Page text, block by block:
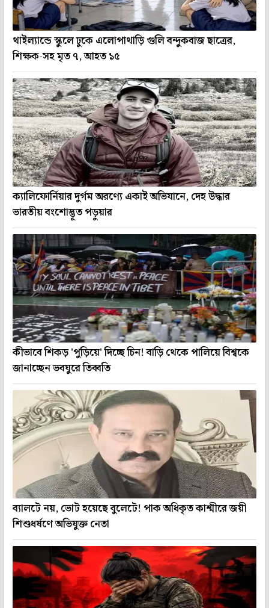
থাইল্যান্ডে স্কুলে ঢুকে এলোপাথাড়ি গুলি বন্দুকবাজ ছাত্রের,
শিক্ষক-সহ মৃত ৭, আহত ১৫
ক্যালিফোর্নিয়ার দুর্গম অরণ্যে একাই অভিযানে, দেহ উদ্ধার
ভারতীয় বংশোদ্ভূত পড়ুয়ার
কীভাবে শিকড় 'পুড়িয়ে' দিচ্ছে চিন! বাড়ি থেকে পালিয়ে বিশ্বকে
জানাচ্ছেন ভবঘুরে তিব্বতি
ব্যালটে নয়, ভোট হয়েছে বুলেটে! পাক অধিকৃত কাশ্মীরে জয়ী
শিশুধর্ষণে অভিযুক্ত নেতা